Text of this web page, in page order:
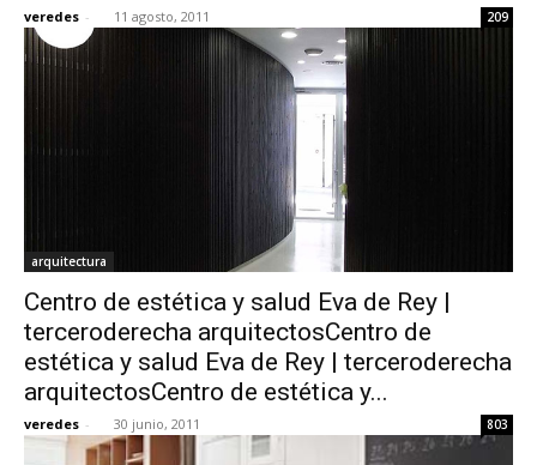
veredes - 11 agosto, 2011 209
arquitectura
Centro de estética y salud Eva de Rey |
terceroderecha arquitectosCentro de
estética y salud Eva de Rey | terceroderecha
arquitectosCentro de estética y...
veredes - 30 junio, 2011 803